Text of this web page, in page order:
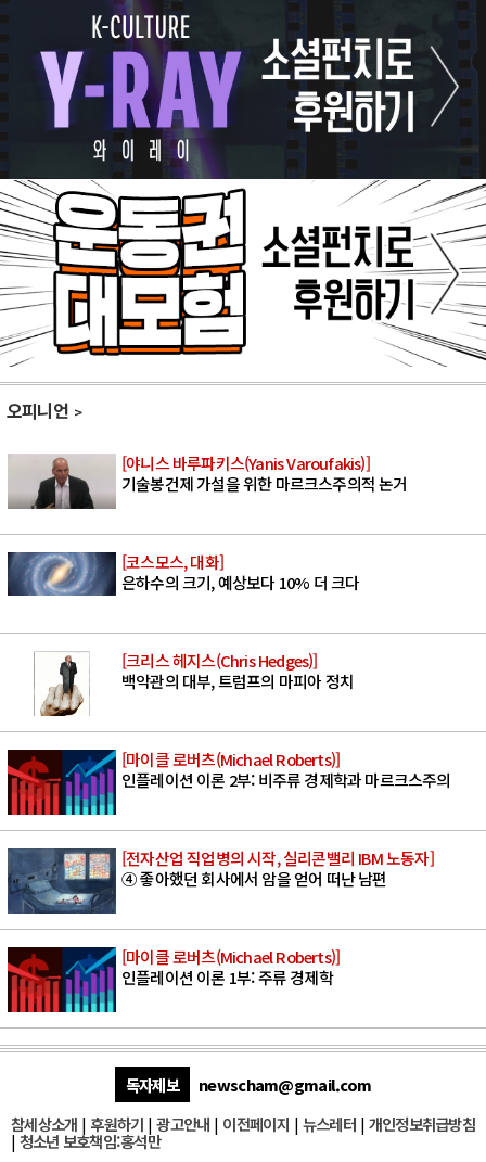
오피니언
[야니스 바루파키스(Yanis Varoufakis)]
기술봉건제 가설을 위한 마르크스주의적 논거
[코스모스, 대화]
은하수의 크기, 예상보다 10% 더 크다
[크리스 헤지스(Chris Hedges)]
백악관의 대부, 트럼프의 마피아 정치
[마이클 로버츠(Michael Roberts)]
인플레이션 이론 2부: 비주류 경제학과 마르크스주의
[전자산업 직업병의 시작, 실리콘밸리 IBM 노동자]
④ 좋아했던 회사에서 암을 얻어 떠난 남편
[마이클 로버츠(Michael Roberts)]
인플레이션 이론 1부: 주류 경제학
독자제보
newscham@gmail.com
참세상소개 | 후원하기 |광고안내 | 이전페이지 | 뉴스레터| 개인정보취급방침
| 청소년 보호책임:홍석만